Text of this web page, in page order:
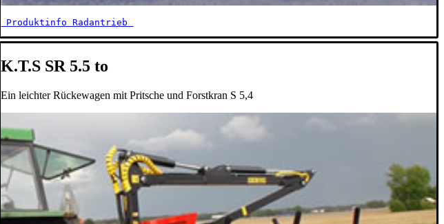
K.T.S SR 5.5 to
Ein leichter Rückewagen mit Pritsche und Forstkran S 5,4
Produktinfo Radantrieb